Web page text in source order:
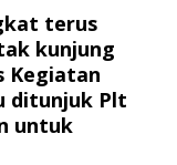
terus
kunjung
Kegiatan
ditunjuk Plt
untuk